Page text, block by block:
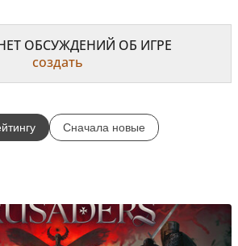
ОБСУЖДЕНИЙ ОБ ИГРЕ
создать
Сначала новые